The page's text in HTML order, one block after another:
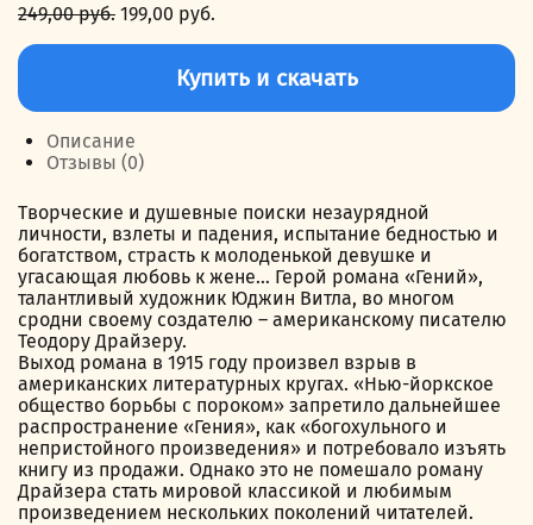
249,00руб. Первоначальная
249,00 руб..
199,00 руб.
Количество
Гений.
Книга
третья.
Бунт
Купить и скачать
Описание
Отзывы (0)
Творческие и душевные поиски незаурядной
личности, взлеты и падения, испытание бедностью и
богатством, страсть к молоденькой девушке и
угасающая любовь к жене… Герой романа «Гений»,
талантливый художник Юджин Витла, во многом
сродни своему создателю – американскому писателю
Теодору Драйзеру.
Выход романа в 1915 году произвел взрыв в
американских литературных кругах. «Нью-йоркское
общество борьбы с пороком» запретило дальнейшее
распространение «Гения», как «богохульного и
непристойного произведения» и потребовало изъять
книгу из продажи. Однако это не помешало роману
Драйзера стать мировой классикой и любимым
произведением нескольких поколений читателей.